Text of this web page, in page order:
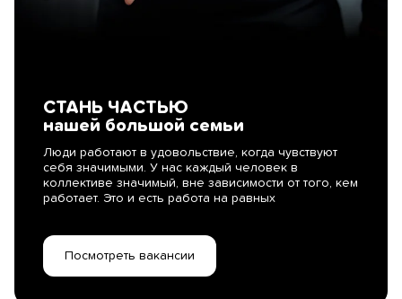
СТАНЬ ЧАСТЬЮ
нашей большой семьи
Люди работают в удовольствие, когда чувствуют
себя значимыми. У нас каждый человек в
коллективе значимый, вне зависимости от того, кем
работает. Это и есть работа на равных
Посмотреть вакансии